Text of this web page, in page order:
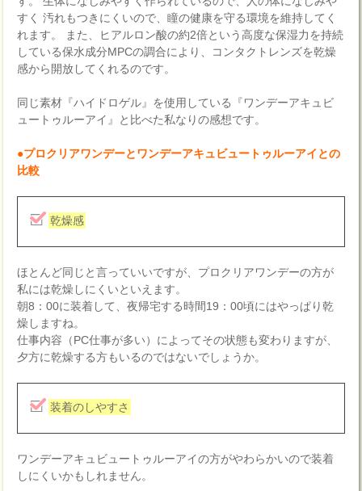
すく 汚れもつきにくいので、瞳の健康を守る環境を維持してく
れます。 また、ヒアルロン酸の約2倍という高度な保湿力を持続
している保水成分MPCの調合により、コンタクトレンズを乾燥
感から開放してくれるのです。
同じ素材『ハイドロゲル』を使用している『ワンデーアキュビ
ュートゥルーアイ』と比べた私なりの感想です。
●プロクリアワンデーとワンデーアキュビュートゥルーアイとの
比較
乾燥感
ほとんど同じと言っていいですが、プロクリアワンデーの方が
私には乾燥しにくいといえます。
朝8：00に装着して、夜帰宅する時間19：00頃にはやっぱり乾
燥しますね。
仕事内容（PC仕事が多い）によってその状態も変わりますが、
夕方に乾燥する方もいるのではないでしょうか。
装着のしやすさ
ワンデーアキュビュートゥルーアイの方がやわらかいので装着
しにくいかもしれません。